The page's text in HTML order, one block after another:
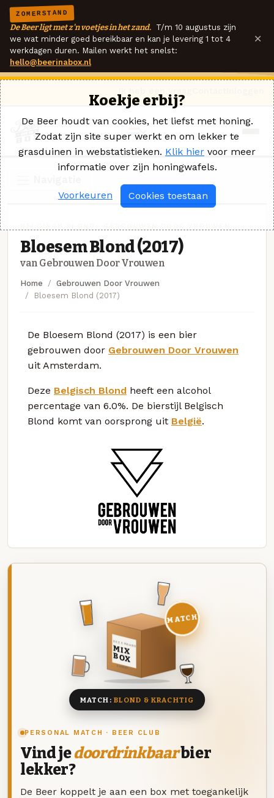
ZOMERSTAND
De Beer ligt met z'n voetjes in het zand. T/m 10 augustus zijn
we wat minder goed bereikbaar en kan je levering 1 tot 4
werkdagen duren. Mailen werkt het snelst:
hello@beerinabox.nl
×
Bloesem Blond (2017)
van Gebrouwen Door Vrouwen
Home
Gebrouwen Door Vrouwen
Bloesem Blond (2017)
De Bloesem Blond (2017) is een bier
gebrouwen door Gebrouwen Door Vrouwen
uit Amsterdam.
Deze Belgisch Blond heeft een alcohol
percentage van 6.0%. De bierstijl Belgisch
Blond komt van oorsprong uit België.
PERSONAL MATCH · BEER CLUB
Vind jedoordrinkbaarbier
lekker?
De Beer koppelt je aan een box met toegankelijk
DEZE MAAND
MIX
BOX
8 BIEREN
MATCH
MATCH: BLOND & KRACHTIG
Koekje erbij?
De Beer houdt van cookies, het liefst met honing.
Zodat zijn site super werkt en om lekker te
grasduinen in webstatistieken. Klik hier voor meer
informatie over zijn honingwafels.
Voorkeuren Cookies toestaan